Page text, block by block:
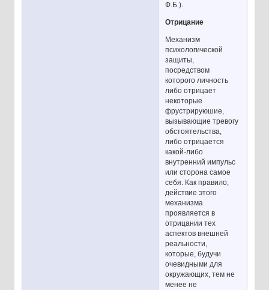
Ф.Б.).
Отрицание
Механизм
психологической
защиты,
посредством
которого личность
либо отрицает
некоторые
фрустрируюшие,
вызывающие тревогу
обстоятельства,
либо отрицается
какой-либо
внутренний импульс
или сторона самое
себя. Как правило,
действие этого
механизма
проявляется в
отрицании тех
аспектов внешней
реальности,
которые, будучи
очевидными для
окружающих, тем не
менее не